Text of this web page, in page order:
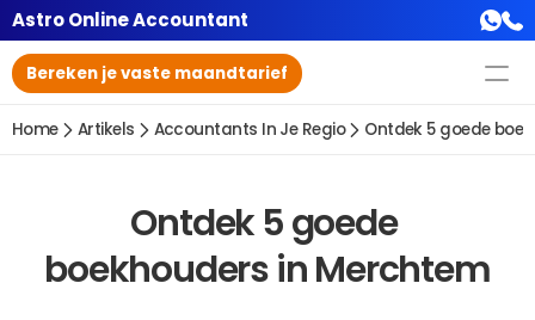
Astro Online Accountant
Bereken je vaste maandtarief
Home Artikels Accountants In Je Regio Ontdek 5 goede
Ontdek 5 goede
boekhouders in Merchtem